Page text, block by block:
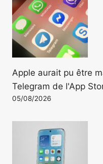
Apple aurait pu être
Telegram de l'App
05/08/2026